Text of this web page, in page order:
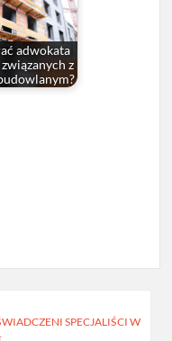
adwokata
z
SPECJALIŚCI W